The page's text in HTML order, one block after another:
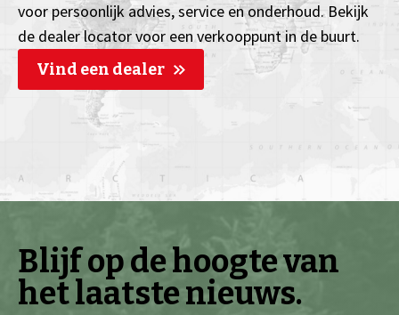
voor persoonlijk advies, service en onderhoud. Bekijk
de dealer locator voor een verkooppunt in de buurt.
Vind een dealer
Blijf op de hoogte van
het laatste nieuws.